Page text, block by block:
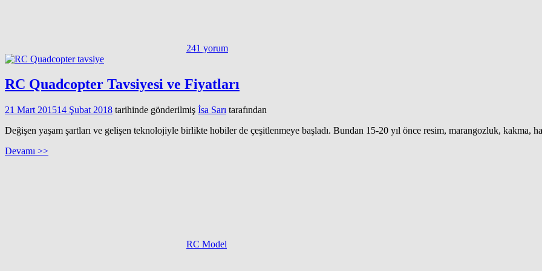
241 yorum
RC Quadcopter Tavsiyesi ve Fiyatları
21 Mart 201514 Şubat 2018 tarihinde gönderilmiş İsa Sarı tarafından
Değişen yaşam şartları ve gelişen teknolojiyle birlikte hobiler de çeşitlenmeye başladı. Bundan 15-20 yıl önce resim, marangozluk, kakma,
Devamı >>
RC Model